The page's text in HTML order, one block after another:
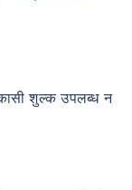
शुल्क उपलब्ध न